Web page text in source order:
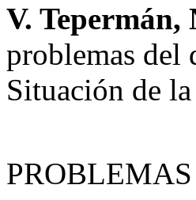
V.
problemas del
Situación de